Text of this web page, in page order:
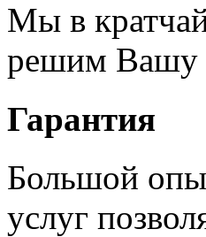
Мы в
решим Вашу
Гарантия
Большой
услуг